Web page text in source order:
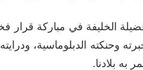
الخليفة في مباركة قرار
وحنكته الدبلوماسية،
به بلادنا.